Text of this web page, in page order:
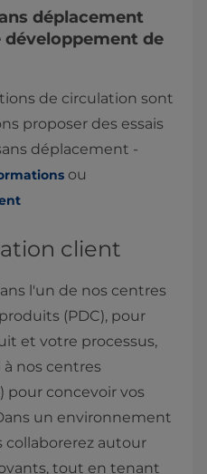
déplacement
développement de
de circulation sont
proposer des essais
déplacement -
ou
client
l'un de nos centres
(PDC), pour
et votre processus,
nos centres
pour concevoir vos
un environnement
collaborerez autour
tout en tenant